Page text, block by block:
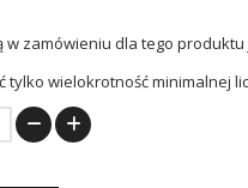
w zamówieniu dla tego
tylko wielokrotność minimalnej